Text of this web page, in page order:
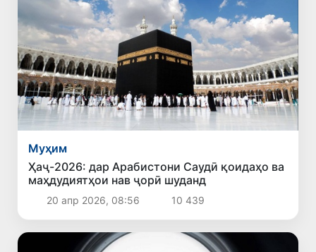
Муҳим
Ҳаҷ-2026: дар Арабистони Саудӣ қоидаҳо ва
маҳдудиятҳои нав ҷорӣ шуданд
20 апр 2026, 08:56 10 439